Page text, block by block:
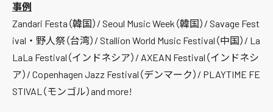
事例
Zandari Festa（韓国）/ Seoul Music Week（韓国）/ Savage Fest
ival・野人祭（台湾）/ Stallion World Music Festival（中国）/ La
LaLa Festival（インドネシア）/ AXEAN Festival（インドネシ
ア）/ Copenhagen Jazz Festival（デンマーク）/ PLAYTIME FE
STIVAL（モンゴル）and more!